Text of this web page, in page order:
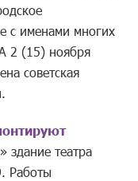
с именами многих
2 (15) ноября
советская
здание театра
Работы